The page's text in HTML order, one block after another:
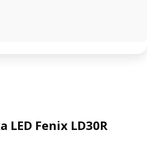
LED Fenix LD30R